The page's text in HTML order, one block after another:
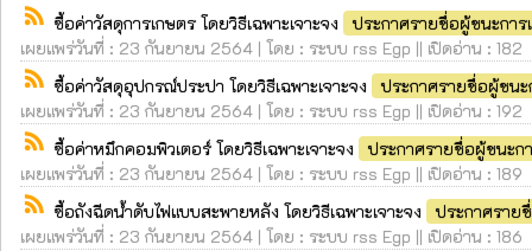
rss_feed ซื้อค่าวัสดุการเกษตร โดยวิธีเฉพาะเจาะจง
ประกาศรายชื่อผู้ชนะการ
เผยแพร่วันที่ : 23 กันยายน 2564 | โดย : ระบบ rss Egp || เปิดอ่าน : 182
rss_feed ซื้อค่าวัสดุอุปกรณ์ประปา โดยวิธีเฉพาะเจาะจง
ประกาศรายชื่อผู้ชนะ
เผยแพร่วันที่ : 23 กันยายน 2564 | โดย : ระบบ rss Egp || เปิดอ่าน : 192
rss_feed ซื้อค่าหมึกคอมพิวเตอร์ โดยวิธีเฉพาะเจาะจง
ประกาศรายชื่อผู้ชนะก
เผยแพร่วันที่ : 23 กันยายน 2564 | โดย : ระบบ rss Egp || เปิดอ่าน : 189
rss_feed ซื้อถังฉีดน้ำดับไฟแบบสะพายหลัง โดยวิธีเฉพาะเจาะจง
ประกาศราย
เผยแพร่วันที่ : 23 กันยายน 2564 | โดย : ระบบ rss Egp || เปิดอ่าน : 186